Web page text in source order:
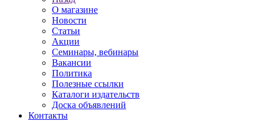
О магазине
Новости
Статьи
Акции
Семинары, вебинары
Вакансии
Политика
Полезные ссылки
Каталоги издательств
Доска объявлений
Контакты